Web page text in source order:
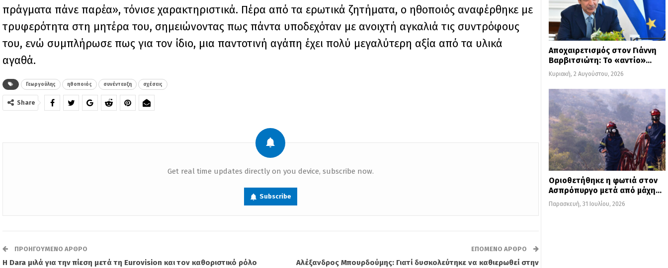
πράγματα πάνε παρέα», τόνισε χαρακτηριστικά. Πέρα από τα ερωτικά ζητήματα, ο ηθοποιός αναφέρθηκε με
τρυφερότητα στη μητέρα του, σημειώνοντας πως πάντα υποδεχόταν με ανοιχτή αγκαλιά τις συντρόφους
του, ενώ συμπλήρωσε πως για τον ίδιο, μια παντοτινή αγάπη έχει πολύ μεγαλύτερη αξία από τα υλικά
αγαθά.
Γεωργούλης ηθοποιός συνέντευξη σχέσεις
Share
Get real time updates directly on you device, subscribe now.
Subscribe
ΠΡΟΗΓΟΎΜΕΝΟ ΆΡΘΡΟ
Η Dara μιλά για την πίεση μετά τη Eurovision και τον καθοριστικό ρόλο
ΕΠΌΜΕΝΟ ΆΡΘΡΟ
Αλέξανδρος Μπουρδούμης: Γιατί δυσκολεύτηκε να καθιερωθεί στην
Αποχαιρετισμός στον Γιάννη
Βαρβιτσιώτη: Το «αντίο»…
Κυριακή, 2 Αυγούστου, 2026
Οριοθετήθηκε η φωτιά στον
Ασπρόπυργο μετά από μάχη…
Παρασκευή, 31 Ιουλίου, 2026